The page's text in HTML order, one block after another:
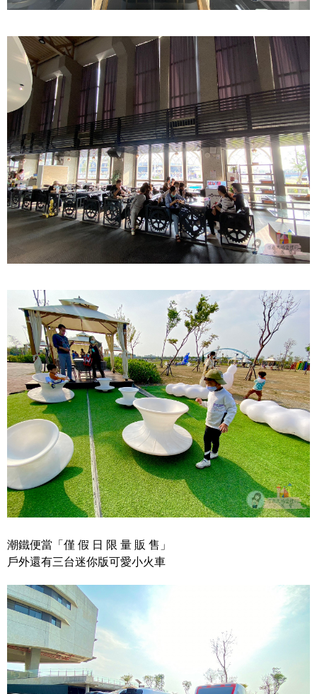
潮鐵便當「僅 假 日 限 量 販 售」
戶外還有三台迷你版可愛小火車